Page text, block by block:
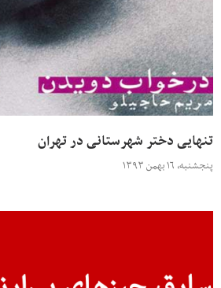
تنهایی دختر شهرستانی در تهران
پنجشنبه، ۱۶ بهمن ۱۳۹۳